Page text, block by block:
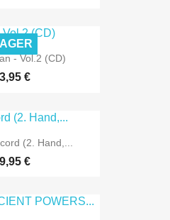
- Vol.2 (CD)
€
(2. Hand,...
€